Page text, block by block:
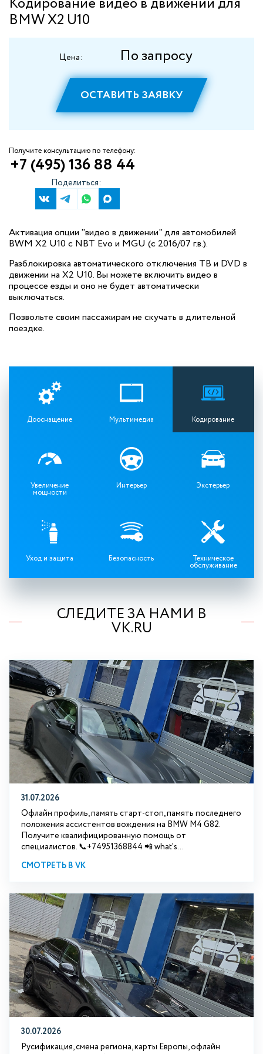
BMW X2 U10
Цена: По запросу
ОСТАВИТЬ ЗАЯВКУ
Получите консультацию по телефону:
+7 (495) 136 88 44
Поделиться:
Активация опции "видео в движении" для автомобилей
BWM X2 U10 с NBT Evo и MGU (c 2016/07 г.в.).
Разблокировка автоматического отключения ТВ и DVD в
движении на X2 U10. Вы можете включить видео в
процессе езды и оно не будет автоматически
выключаться.
Позвольте своим пассажирам не скучать в длительной
поездке.
Дооснащение Мультимедиа Кодирование
Увеличение
мощности
Интерьер Экстерьер
Уход и защита Безопасность Техническое
обслуживание
СЛЕДИТЕ ЗА НАМИ В
VK.RU
31.07.2026
Офлайн профиль, память старт-стоп, память последнего
положения ассистентов вождения на BMW М4 G82.
Получите квалифицированную помощь от
специалистов. 📞+74951368844 📲 what's...
СМОТРЕТЬ В VK
30.07.2026
Русификация, смена региона, карты Европы, офлайн